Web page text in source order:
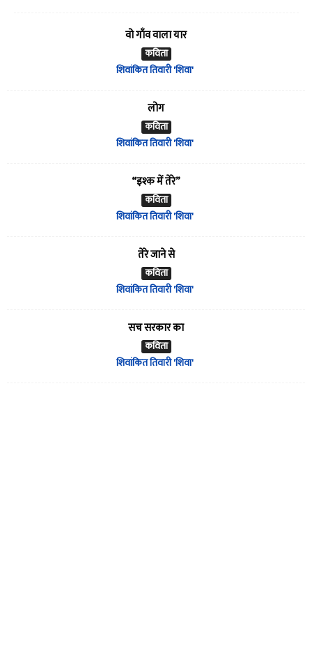
वो गाँव वाला यार
कविता
शिवांकित तिवारी 'शिवा'
लोग
कविता
शिवांकित तिवारी 'शिवा'
“इश्क में तेरे”
कविता
शिवांकित तिवारी 'शिवा'
तेरे जाने से
कविता
शिवांकित तिवारी 'शिवा'
सच सरकार का
कविता
शिवांकित तिवारी 'शिवा'